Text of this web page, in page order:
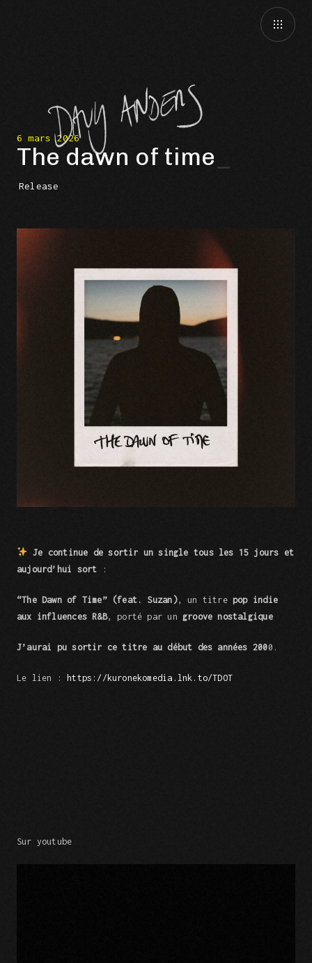
6 mars 2026
The dawn of time
Release
Je continue de sortir un single tous les 15 jours et
aujourd’hui sort
:
“The Dawn of Time” (feat. Suzan), un titre pop indie
aux influences R&B, porté par un groove nostalgique
J’aurai pu sortir ce titre au début des années 2000.
Le lien : https://kuronekomedia.lnk.to/TDOT
Sur youtube